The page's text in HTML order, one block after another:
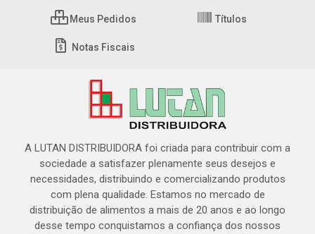
Meus Pedidos Títulos
Notas Fiscais
A LUTAN DISTRIBUIDORA foi criada para contribuir com a
sociedade a satisfazer plenamente seus desejos e
necessidades, distribuindo e comercializando produtos
com plena qualidade. Estamos no mercado de
distribuição de alimentos a mais de 20 anos e ao longo
desse tempo conquistamos a confiança dos nossos